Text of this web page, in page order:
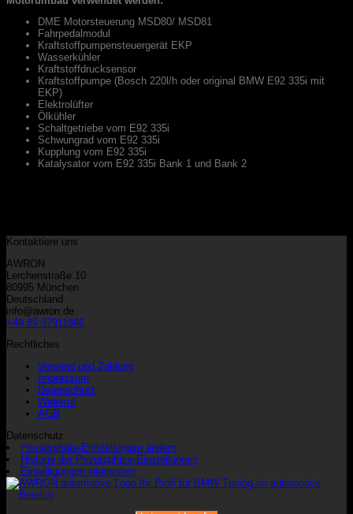
DME Motorsteuerung MSD80/ MSD81
Fahrpedalmodul
Kraftstoffpumpensteuergerät EKP
Wasserkühler
Kraftstoffdrucksensor
Kraftstoffpumpe (Bosch 220l/h oder original BMW E92 335i mit
EKP)
Elektrolüfter
Ölkühler
Schaltgetriebe vom E92 335i
Schwungrad vom E92 335i
Kupplung vom E92 335i
Katalysator vom E92 335i Bank 1 und Bank 2
Kontaktiere uns
AWRON
Lerchenstraße 10
80995 München
Deutschland
info@awron.de
+49 89 37911866
Rechtliches
Versand und Zahlung
Impressum
Datenschutz
Widerruf
AGB
Datenschutz
Privatsphäre-Einstellungen ändern
Historie der Privatsphäre-Einstellungen
Einwilligungen widerrufen